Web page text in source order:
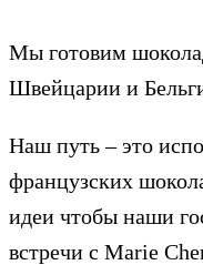
Мы готовим
Швейцарии и
Наш путь – это
французских
идеи чтобы наши
встречи с Marie